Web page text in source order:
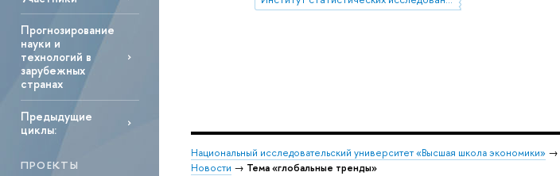
Прогнозирование
науки и
технологий в
зарубежных
странах
Предыдущие
циклы:
ПРОЕКТЫ
Национальный исследовательский университет «Высшая школа экономики» →
Новости → Тема «глобальные тренды»